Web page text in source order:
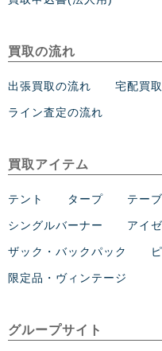
買取の流れ
出張買取の流れ 宅配買
ライン査定の流れ
買取アイテム
テント タープ テー
シングルバーナー アイ
ザック・バックパック
限定品・ヴィンテージ
グループサイト